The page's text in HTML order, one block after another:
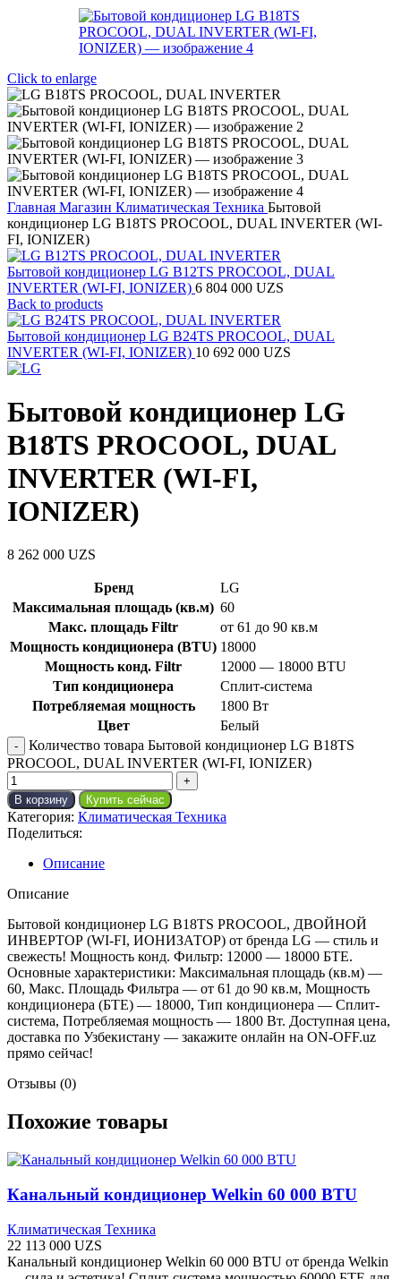
Click to enlarge
Главная Магазин Климатическая Техника Бытовой
кондиционер LG B18TS PROCOOL, DUAL INVERTER (WI-
FI, IONIZER)
Бытовой кондиционер LG B12TS PROCOOL, DUAL
INVERTER (WI-FI, IONIZER) 6 804 000 UZS
Back to products
Бытовой кондиционер LG B24TS PROCOOL, DUAL
INVERTER (WI-FI, IONIZER) 10 692 000 UZS
Бытовой кондиционер LG
B18TS PROCOOL, DUAL
INVERTER (WI-FI,
IONIZER)
8 262 000 UZS
Бренд
LG
Максимальная площадь (кв.м) 60
Макс. площадь Filtr
от 61 до 90 кв.м
Мощность кондиционера (BTU) 18000
Мощность конд. Filtr
12000 — 18000 BTU
Тип кондиционера
Сплит-система
Потребляемая мощность
1800 Вт
Цвет
Белый
Количество товара Бытовой кондиционер LG B18TS
PROCOOL, DUAL INVERTER (WI-FI, IONIZER)
В корзину Купить сейчас
Категория: Климатическая Техника
Поделиться:
Описание
Описание
Бытовой кондиционер LG B18TS PROCOOL, ДВОЙНОЙ
ИНВЕРТОР (WI-FI, ИОНИЗАТОР) от бренда LG — стиль и
свежесть! Мощность конд. Фильтр: 12000 — 18000 БТЕ.
Основные характеристики: Максимальная площадь (кв.м) —
60, Макс. Площадь Фильтра — от 61 до 90 кв.м, Мощность
кондиционера (БТЕ) ​​— 18000, Тип кондиционера — Сплит-
система, Потребляемая мощность — 1800 Вт. Доступная цена,
доставка по Узбекистану — закажите онлайн на ON-OFF.uz
прямо сейчас!
Отзывы (0)
Похожие товары
Канальный кондиционер Welkin 60 000 BTU
Климатическая Техника
22 113 000 UZS
Канальный кондиционер Welkin 60 000 BTU от бренда Welkin